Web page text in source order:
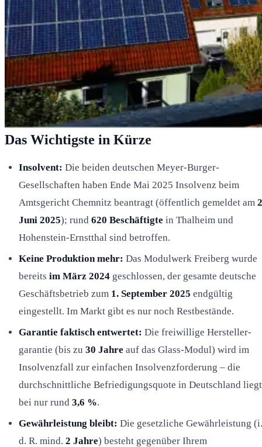
Das Wichtigste in Kürze
Insolvent: Die beiden deutschen Meyer-Burger-
Gesellschaften haben Ende Mai 2025 Insolvenz beim
Amtsgericht Chemnitz beantragt (öffentlich gemeldet am
Juni 2025); rund 620 Beschäftigte in Thalheim und
Hohenstein-Ernstthal sind betroffen.
Keine Produktion mehr: Das Modulwerk Freiberg wurde
bereits im März 2024 geschlossen, der gesamte deutsche
Geschäftsbetrieb zum 1. September 2025 endgültig
eingestellt. Im Markt gibt es nur noch Restbestände.
Garantie faktisch entwertet: Die freiwillige Hersteller­
garantie (bis zu 30 Jahre auf das Glass-Modul) wird im
Insolvenzfall zur einfachen Insolvenzforderung – die
durchschnittliche Befriedigungsquote in Deutschland liegt
bei nur rund 3,6 %.
Gewährleistung bleibt: Die gesetzliche Gewährleistung (i.
d. R. mind. 2 Jahre) besteht gegenüber Ihrem